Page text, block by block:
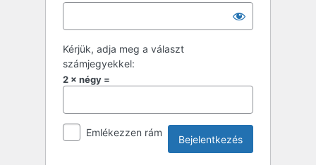
Kérjük, adja meg a választ
számjegyekkel:
2 × négy =
Emlékezzen rám